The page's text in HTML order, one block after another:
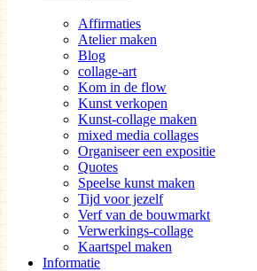
Affirmaties
Atelier maken
Blog
collage-art
Kom in de flow
Kunst verkopen
Kunst-collage maken
mixed media collages
Organiseer een expositie
Quotes
Speelse kunst maken
Tijd voor jezelf
Verf van de bouwmarkt
Verwerkings-collage
Kaartspel maken
Informatie